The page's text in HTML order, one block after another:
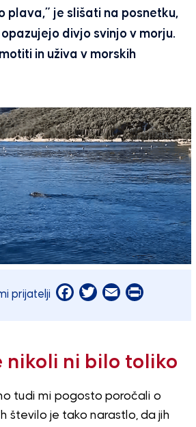
plava,” je slišati na posnetku,
divjo svinjo v morju.
in uživa v morskih
prijatelji Facebook
Twitter
EmailPrint
nikoli ni bilo toliko
tudi mi pogosto poročali o
število je tako narastlo, da jih